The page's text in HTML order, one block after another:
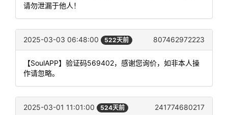
请勿泄漏于他人！
2025-03-03 06:48:00 522天前 807462972223
【SoulAPP】验证码569402，感谢您询价，如非本人操
作请忽略。
2025-03-01 11:01:00 524天前 241774680217